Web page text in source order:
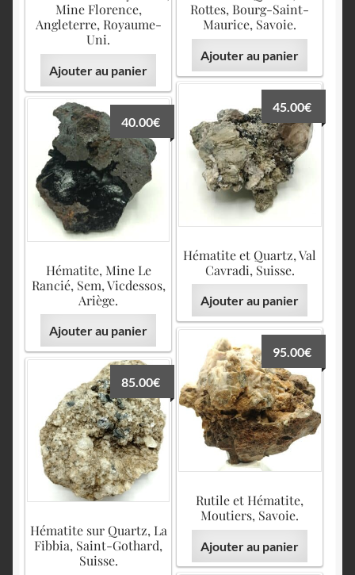
Mine Florence,
Angleterre, Royaume-
Uni.
Ajouter au panier
Rottes, Bourg-Saint-
Maurice, Savoie.
Ajouter au panier
Hématite et Quartz, Val
Cavradi, Suisse.
45.00€
Ajouter au panier
Hématite, Mine Le
Rancié, Sem, Vicdessos,
Ariège.
40.00€
Ajouter au panier
Rutile et Hématite,
Moutiers, Savoie.
95.00€
Ajouter au panier
Hématite sur Quartz, La
Fibbia, Saint-Gothard,
Suisse.
85.00€